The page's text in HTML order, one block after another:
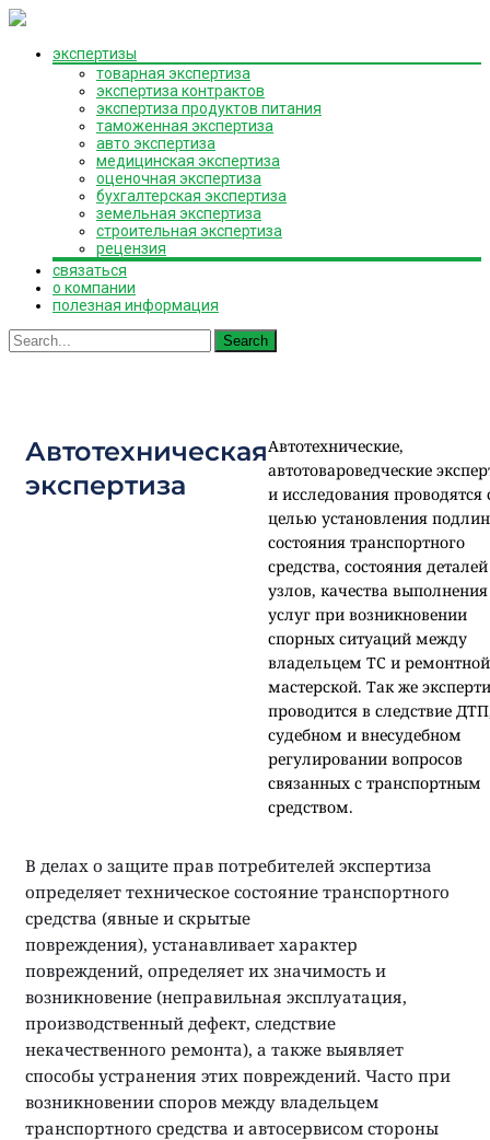
Skip
экспертизы
товарная экспертиза
экспертиза контрактов
экспертиза продуктов питания
таможенная экспертиза
авто экспертиза
медицинская экспертиза
оценочная экспертиза
бухгалтерская экспертиза
земельная экспертиза
строительная экспертиза
рецензия
связаться
о компании
полезная информация
Search
for:
Автотехническая
экспертиза
Автотехнические,
автотовароведческие
и исследования проводятся
целью установления
состояния транспортного
средства, состояния
узлов, качества выполнения
услуг при возникновении
спорных ситуаций между
владельцем ТС и ремонтной
мастерской. Так же
проводится в следствие
судебном и внесудебном
регулировании вопросов
связанных с транспортным
средством.
В делах о защите прав потребителей экспертиза
определяет техническое состояние транспортного
средства (явные и скрытые
повреждения), устанавливает характер
повреждений, определяет их значимость и
возникновение (неправильная эксплуатация,
производственный дефект, следствие
некачественного ремонта), а также выявляет
способы устранения этих повреждений. Часто при
возникновении споров между владельцем
транспортного средства и автосервисом стороны